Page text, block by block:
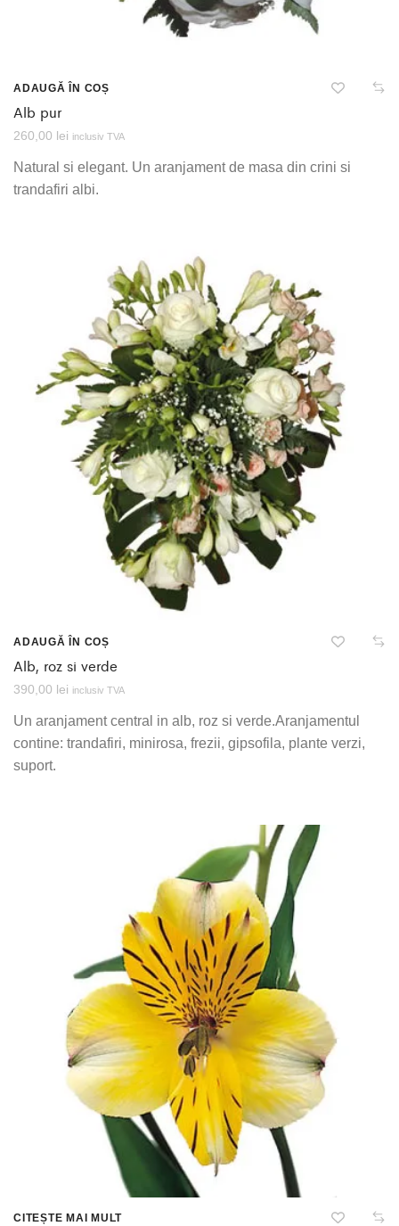
ADAUGĂ ÎN COȘ
Alb pur
260,00 lei inclusiv TVA
Natural si elegant. Un aranjament de masa din crini si
trandafiri albi.
ADAUGĂ ÎN COȘ
Alb, roz si verde
390,00 lei inclusiv TVA
Un aranjament central in alb, roz si verde.Aranjamentul
contine: trandafiri, minirosa, frezii, gipsofila, plante verzi,
suport.
CITEȘTE MAI MULT